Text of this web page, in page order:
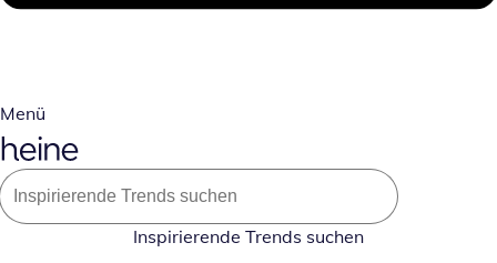
Menü
Inspirierende Trends suchen